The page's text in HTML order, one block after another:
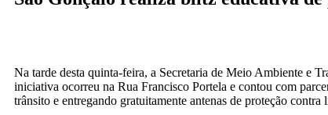
Na tarde desta quinta-feira, a Secretaria de Meio Ambiente e
iniciativa ocorreu na Rua Francisco Portela e contou com
trânsito e entregando gratuitamente antenas de proteção